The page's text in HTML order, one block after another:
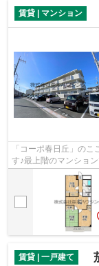
賃貸 | マンション
「コーポ春日丘」の
す♪最上階のマンショ
能なマンションです♪
賃貸 | 一戸建て